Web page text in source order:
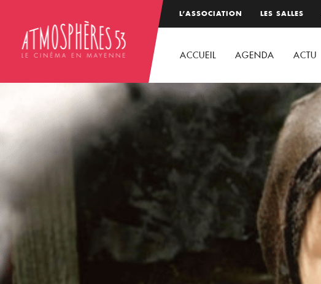
L’ASSOCIATION LES SALLES
ACCUEIL AGENDA ACTU